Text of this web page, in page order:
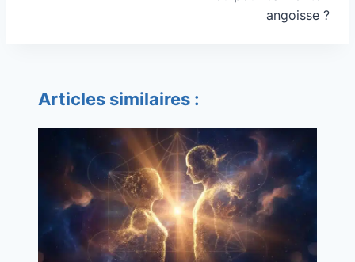
angoisse ?
Articles similaires :